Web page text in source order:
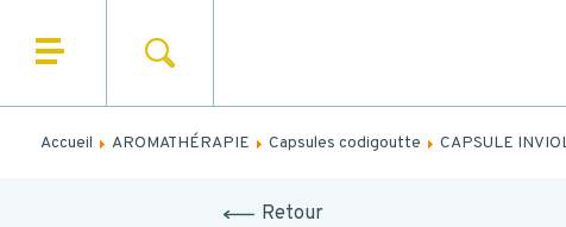
NOS PRODUITS
Accueil AROMATHÉRAPIE Capsules codigoutte CAPSULE
Retour
PRÉNOM*